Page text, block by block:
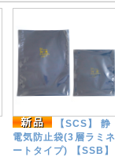
【SCS】 静
電気防止袋(3層ラミネ
ートタイプ) 【SSB】